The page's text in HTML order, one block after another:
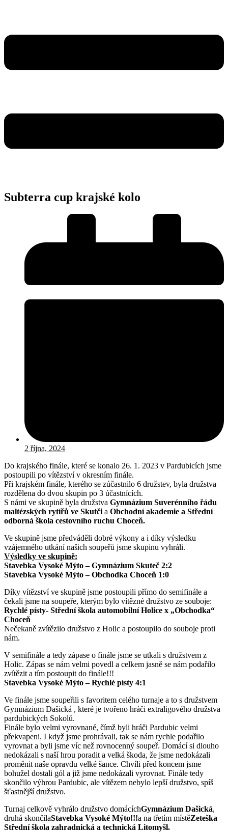
Subterra cup krajské kolo
2 října, 2024
Do krajského finále, které se konalo 26. 1. 2023 v Pardubicích jsme
postoupili po vítězství v okresním finále.
Při krajském finále, kterého se zúčastnilo 6 družstev, byla družstva
rozdělena do dvou skupin po 3 účastnících.
S námi ve skupině byla družstva Gymnázium Suverénního řádu
maltézských rytířů ve Skutčia Obchodní akademie a Střední
odborná škola cestovního ruchu Choceň.
Ve skupině jsme předváděli dobré výkony a i díky výsledku
vzájemného utkání našich soupeřů jsme skupinu vyhráli.
Výsledky ve skupině:
Stavebka Vysoké Mýto – Gymnázium Skuteč 2:2
Stavebka Vysoké Mýto – Obchodka Choceň 1:0
Díky vítězství ve skupině jsme postoupili přímo do semifinále a
čekali jsme na soupeře, kterým bylo vítězné družstvo ze souboje:
Rychlé písty- Střední škola automobilní Holice x „Obchodka“
Choceň
Nečekaně zvítězilo družstvo z Holic a postoupilo do souboje proti
nám.
V semifinále a tedy zápase o finále jsme se utkali s družstvem z
Holic. Zápas se nám velmi povedl a celkem jasně se nám podařilo
zvítězit a tím postoupit do finále!!!
Stavebka Vysoké Mýto – Rychlé písty 4:1
Ve finále jsme soupeřili s favoritem celého turnaje a to s družstvem
Gymnázium Dašická , které je tvořeno hráči extraligového družstva
pardubických Sokolů.
Finále bylo velmi vyrovnané, čímž byli hráči Pardubic velmi
překvapeni. I když jsme prohrávali, tak se nám rychle podařilo
vyrovnat a byli jsme víc než rovnocenný soupeř. Domácí si dlouho
nedokázali s naší hrou poradit a velká škoda, že jsme nedokázali
proměnit naše opravdu velké šance. Chvíli před koncem jsme
bohužel dostali gól a již jsme nedokázali vyrovnat. Finále tedy
skončilo výhrou Pardubic, ale vítězem nebylo lepší družstvo, spíš
šťastnější družstvo.
Turnaj celkově vyhrálo družstvo domácíchGymnázium Dašická,
druhá skončilaStavebka Vysoké Mýto!!!a na třetím místěZeteška
Střední škola zahradnická a technická Litomyšl.